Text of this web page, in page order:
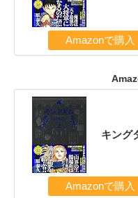
Amazonで購入
キング
Amazonで購入